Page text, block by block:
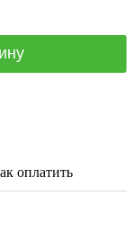
оплатить